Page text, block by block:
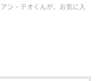
ン・テオくんが、お気に入